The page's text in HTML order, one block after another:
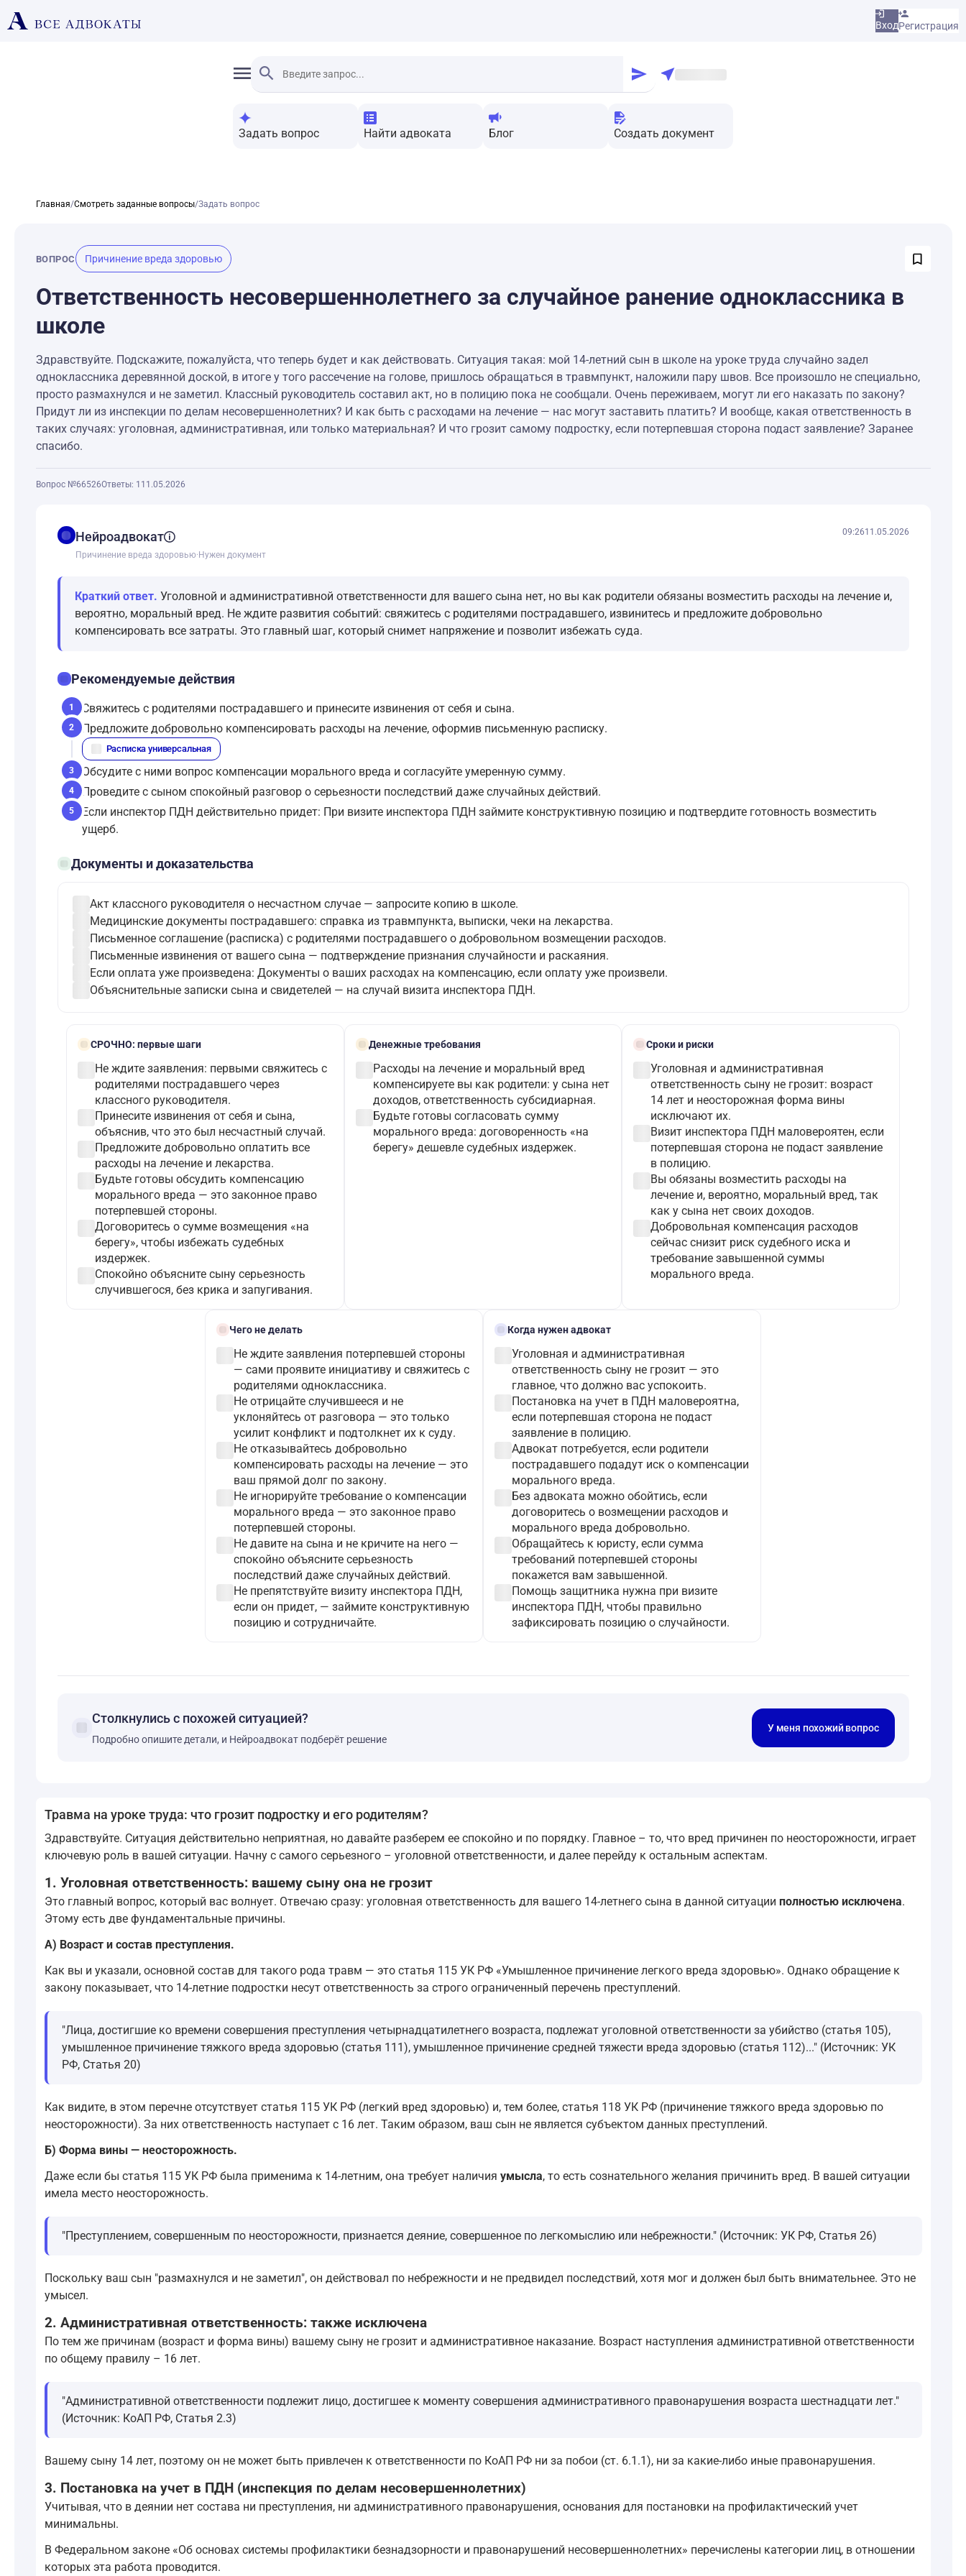
ВходРегистрация
Задать вопрос Найти адвоката Блог Создать документ
Главная/Смотреть заданные вопросы/Задать вопрос
ВОПРОС Причинение вреда здоровью
Ответственность несовершеннолетнего за случайное ранение одноклассника в
школе
Здравствуйте. Подскажите, пожалуйста, что теперь будет и как действовать. Ситуация такая: мой 14-летний сын в школе на уроке труда случайно задел
одноклассника деревянной доской, в итоге у того рассечение на голове, пришлось обращаться в травмпункт, наложили пару швов. Все произошло не специально,
просто размахнулся и не заметил. Классный руководитель составил акт, но в полицию пока не сообщали. Очень переживаем, могут ли его наказать по закону?
Придут ли из инспекции по делам несовершеннолетних? И как быть с расходами на лечение — нас могут заставить платить? И вообще, какая ответственность в
таких случаях: уголовная, административная, или только материальная? И что грозит самому подростку, если потерпевшая сторона подаст заявление? Заранее
спасибо.
Вопрос №66526Ответы: 1 11.05.2026
balanceНейроадвокат
Причинение вреда здоровью· Нужен документ
09:2611.05.2026
Краткий ответ. Уголовной и административной ответственности для вашего сына нет, но вы как родители обязаны возместить расходы на лечение и,
вероятно, моральный вред. Не ждите развития событий: свяжитесь с родителями пострадавшего, извинитесь и предложите добровольно
компенсировать все затраты. Это главный шаг, который снимет напряжение и позволит избежать суда.
checklistРекомендуемые действия
1 Свяжитесь с родителями пострадавшего и принесите извинения от себя и сына.
2
Предложите добровольно компенсировать расходы на лечение, оформив письменную расписку.
Расписка универсальная
3 Обсудите с ними вопрос компенсации морального вреда и согласуйте умеренную сумму.
4 Проведите с сыном спокойный разговор о серьезности последствий даже случайных действий.
5
Если инспектор ПДН действительно придет: При визите инспектора ПДН займите конструктивную позицию и подтвердите готовность возместить
ущерб.
folder_openДокументы и доказательства
Акт классного руководителя о несчастном случае — запросите копию в школе.
Медицинские документы пострадавшего: справка из травмпункта, выписки, чеки на лекарства.
Письменное соглашение (расписка) с родителями пострадавшего о добровольном возмещении расходов.
Письменные извинения от вашего сына — подтверждение признания случайности и раскаяния.
Если оплата уже произведена: Документы о ваших расходах на компенсацию, если оплату уже произвели.
Объяснительные записки сына и свидетелей — на случай визита инспектора ПДН.
boltСРОЧНО: первые шаги
Не ждите заявления: первыми свяжитесь с
родителями пострадавшего через
классного руководителя.
Принесите извинения от себя и сына,
объяснив, что это был несчастный случай.
Предложите добровольно оплатить все
расходы на лечение и лекарства.
Будьте готовы обсудить компенсацию
морального вреда — это законное право
потерпевшей стороны.
Договоритесь о сумме возмещения «на
берегу», чтобы избежать судебных
издержек.
Спокойно объясните сыну серьезность
случившегося, без крика и запугивания.
paymentsДенежные требования
Расходы на лечение и моральный вред
компенсируете вы как родители: у сына нет
доходов, ответственность субсидиарная.
Будьте готовы согласовать сумму
морального вреда: договоренность «на
берегу» дешевле судебных издержек.
scheduleСроки и риски
check_circleУголовная и административная
ответственность сыну не грозит: возраст
14 лет и неосторожная форма вины
исключают их.
Визит инспектора ПДН маловероятен, если
потерпевшая сторона не подаст заявление
в полицию.
Вы обязаны возместить расходы на
лечение и, вероятно, моральный вред, так
как у сына нет своих доходов.
check_circleДобровольная компенсация расходов
сейчас снизит риск судебного иска и
требование завышенной суммы
морального вреда.
Чего не делать
Не ждите заявления потерпевшей стороны
— сами проявите инициативу и свяжитесь с
родителями одноклассника.
Не отрицайте случившееся и не
уклоняйтесь от разговора — это только
усилит конфликт и подтолкнет их к суду.
Не отказывайтесь добровольно
компенсировать расходы на лечение — это
ваш прямой долг по закону.
Не игнорируйте требование о компенсации
морального вреда — это законное право
потерпевшей стороны.
Не давите на сына и не кричите на него —
спокойно объясните серьезность
последствий даже случайных действий.
Не препятствуйте визиту инспектора ПДН,
если он придет, — займите конструктивную
позицию и сотрудничайте.
gavelКогда нужен адвокат
Уголовная и административная
ответственность сыну не грозит — это
главное, что должно вас успокоить.
Постановка на учет в ПДН маловероятна,
если потерпевшая сторона не подаст
заявление в полицию.
Адвокат потребуется, если родители
пострадавшего подадут иск о компенсации
морального вреда.
Без адвоката можно обойтись, если
договоритесь о возмещении расходов и
морального вреда добровольно.
Обращайтесь к юристу, если сумма
требований потерпевшей стороны
покажется вам завышенной.
Помощь защитника нужна при визите
инспектора ПДН, чтобы правильно
зафиксировать позицию о случайности.
Столкнулись с похожей ситуацией?
Подробно опишите детали, и Нейроадвокат подберёт решение
У меня похожий вопрос
Травма на уроке труда: что грозит подростку и его родителям?
Здравствуйте. Ситуация действительно неприятная, но давайте разберем ее спокойно и по порядку. Главное – то, что вред причинен по неосторожности, играет
ключевую роль в вашей ситуации. Начну с самого серьезного – уголовной ответственности, и далее перейду к остальным аспектам.
1. Уголовная ответственность: вашему сыну она не грозит
Это главный вопрос, который вас волнует. Отвечаю сразу: уголовная ответственность для вашего 14-летнего сына в данной ситуации полностью исключена.
Этому есть две фундаментальные причины.
А) Возраст и состав преступления.
Как вы и указали, основной состав для такого рода травм — это статья 115 УК РФ «Умышленное причинение легкого вреда здоровью». Однако обращение к
закону показывает, что 14-летние подростки несут ответственность за строго ограниченный перечень преступлений.
"Лица, достигшие ко времени совершения преступления четырнадцатилетнего возраста, подлежат уголовной ответственности за убийство (статья 105),
умышленное причинение тяжкого вреда здоровью (статья 111), умышленное причинение средней тяжести вреда здоровью (статья 112)..." (Источник: УК
РФ, Статья 20)
Как видите, в этом перечне отсутствует статья 115 УК РФ (легкий вред здоровью) и, тем более, статья 118 УК РФ (причинение тяжкого вреда здоровью по
неосторожности). За них ответственность наступает с 16 лет. Таким образом, ваш сын не является субъектом данных преступлений.
Б) Форма вины — неосторожность.
Даже если бы статья 115 УК РФ была применима к 14-летним, она требует наличия умысла, то есть сознательного желания причинить вред. В вашей ситуации
имела место неосторожность.
"Преступлением, совершенным по неосторожности, признается деяние, совершенное по легкомыслию или небрежности." (Источник: УК РФ, Статья 26)
Поскольку ваш сын "размахнулся и не заметил", он действовал по небрежности и не предвидел последствий, хотя мог и должен был быть внимательнее. Это не
умысел.
2. Административная ответственность: также исключена
По тем же причинам (возраст и форма вины) вашему сыну не грозит и административное наказание. Возраст наступления административной ответственности
по общему правилу – 16 лет.
"Административной ответственности подлежит лицо, достигшее к моменту совершения административного правонарушения возраста шестнадцати лет."
(Источник: КоАП РФ, Статья 2.3)
Вашему сыну 14 лет, поэтому он не может быть привлечен к ответственности по КоАП РФ ни за побои (ст. 6.1.1), ни за какие-либо иные правонарушения.
3. Постановка на учет в ПДН (инспекция по делам несовершеннолетних)
Учитывая, что в деянии нет состава ни преступления, ни административного правонарушения, основания для постановки на профилактический учет
минимальны.
В Федеральном законе «Об основах системы профилактики безнадзорности и правонарушений несовершеннолетних» перечислены категории лиц, в отношении
которых эта работа проводится.